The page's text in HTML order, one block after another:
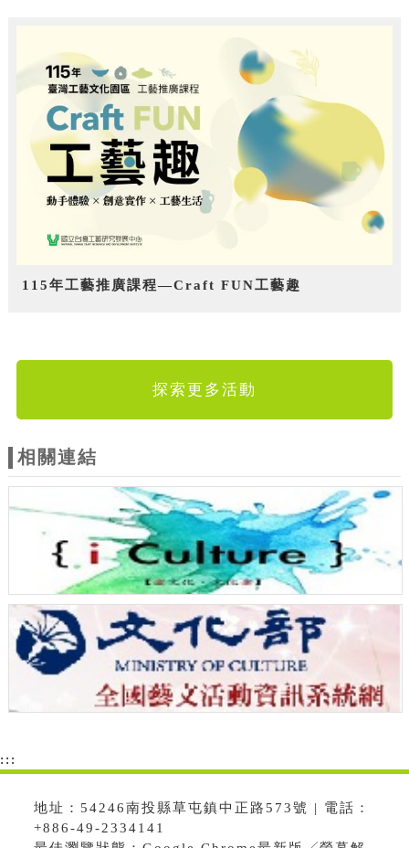
115年工藝推廣課程—Craft FUN工藝趣
探索更多活動
相關連結
:::
地址：54246南投縣草屯鎮中正路573號 | 電話：
+886-49-2334141